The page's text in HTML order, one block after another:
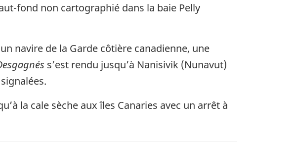
fond non cartographié dans la baie Pelly
navire de la Garde côtière canadienne, une
s’est rendu jusqu’à Nanisivik (Nunavut)
la cale sèche aux îles Canaries avec un arrêt à